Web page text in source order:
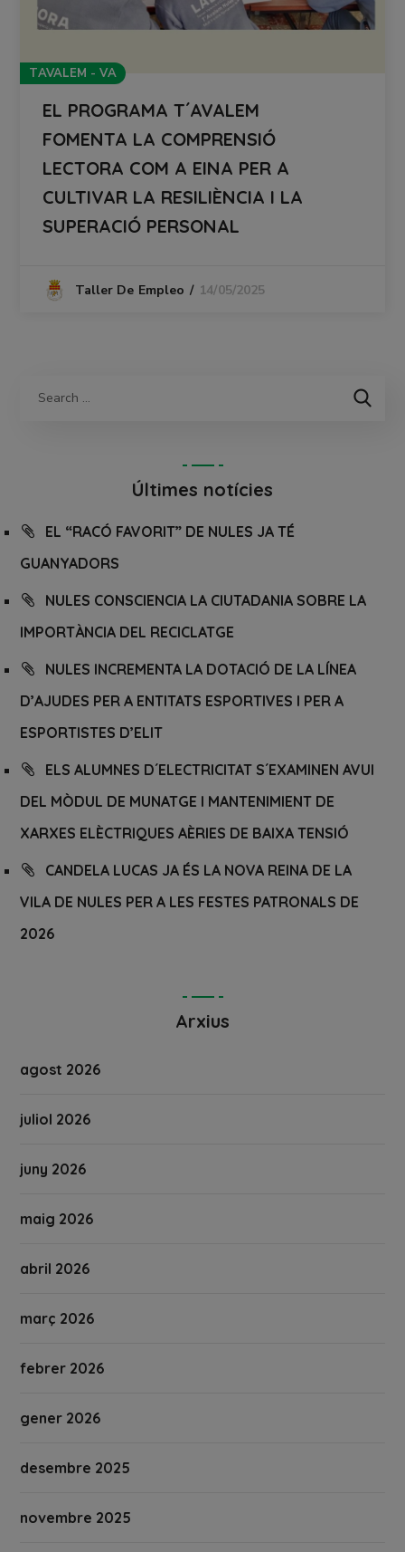
TAVALEM - VA
EL PROGRAMA T´AVALEM
FOMENTA LA COMPRENSIÓ
LECTORA COM A EINA PER A
CULTIVAR LA RESILIÈNCIA I LA
SUPERACIÓ PERSONAL
Taller De Empleo 14/05/2025
Últimes notícies
EL “RACÓ FAVORIT” DE NULES JA TÉ
GUANYADORS
NULES CONSCIENCIA LA CIUTADANIA SOBRE LA
IMPORTÀNCIA DEL RECICLATGE
NULES INCREMENTA LA DOTACIÓ DE LA LÍNEA
D’AJUDES PER A ENTITATS ESPORTIVES I PER A
ESPORTISTES D’ELIT
ELS ALUMNES D´ELECTRICITAT S´EXAMINEN AVUI
DEL MÒDUL DE MUNATGE I MANTENIMIENT DE
XARXES ELÈCTRIQUES AÈRIES DE BAIXA TENSIÓ
CANDELA LUCAS JA ÉS LA NOVA REINA DE LA
VILA DE NULES PER A LES FESTES PATRONALS DE
2026
Arxius
agost 2026
juliol 2026
juny 2026
maig 2026
abril 2026
març 2026
febrer 2026
gener 2026
desembre 2025
novembre 2025